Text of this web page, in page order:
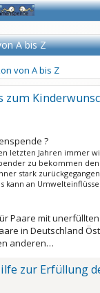
A bis Z
von A bis Z
zum
?
letzten Jahren immer
zu bekommen
stark
kann an
Paare mit
in Deutschland
anderen…
zur Erfüllung